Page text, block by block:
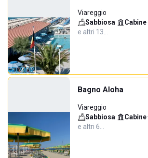
Viareggio
Sabbiosa· Cabine·
e altri 13…
Bagno Aloha
Viareggio
Sabbiosa· Cabine·
e altri 6…